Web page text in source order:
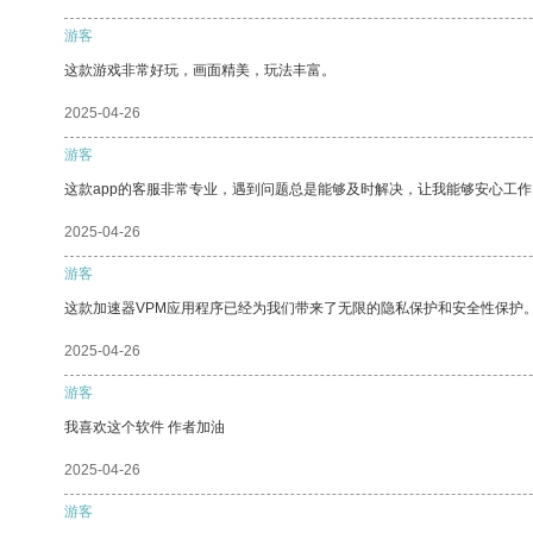
游客
这款游戏非常好玩，画面精美，玩法丰富。
2025-04-26
游客
这款app的客服非常专业，遇到问题总是能够及时解决，让我能够安心工
2025-04-26
游客
这款加速器VPM应用程序已经为我们带来了无限的隐私保护和安全性保护
2025-04-26
游客
我喜欢这个软件 作者加油
2025-04-26
游客